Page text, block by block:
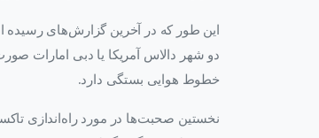
این طور که در آخرین گزارش‌های
دو شهر دالاس آمریکا یا دبی امارات
خطوط هوایی بستگی دارد.
نخستین صحبت‌ها در مورد راه‌اندازی تاکسی پرنده سال 2017 میلادی